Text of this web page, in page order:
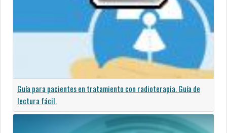
Guía para pacientes en tratamiento con radioterapia. Guía de
lectura fácil.